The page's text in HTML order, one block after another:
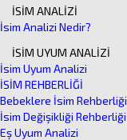
İSİM ANALİZİ
İsim Analizi Nedir?
İSİM UYUM ANALİZİ
İsim Uyum Analizi
İSİM REHBERLİĞİ
Bebeklere İsim Rehberliği
İsim Değişikliği Rehberliği
Eş Uyum Analizi